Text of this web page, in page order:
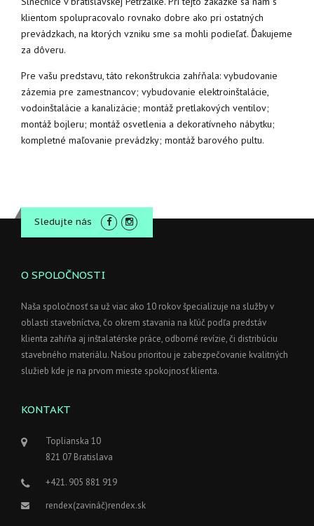
klientom spolupracovalo rovnako dobre ako pri ostatných
prevádzkach, na ktorých vzniku sme sa mohli podieľať. Ďakujeme
za dôveru.
Pre vašu predstavu, táto rekonštrukcia zahŕňala: vybudovanie
zázemia pre zamestnancov; vybudovanie elektroinštalácie,
vodoinštalácie a kanalizácie; montáž pretlakových ventilov;
montáž bojleru; montáž osvetlenia a dekoratívneho nábytku;
kompletné maľovanie prevádzky; montáž barového pultu.
Sledujte nás
O SPOLOČNOSTI
Naša spoločnosť sa už viac ako 10 rokov špecializuje na služby v
oblasti stavebníctva, čo okrem stavania na kľúč podľa predstáv
klienta zahŕňa aj inštalatérske práce, odborné revízie, či distribúciu
stavebného materiálu. Našou prioritou je zabezpečovanie kvalitných
služieb kde je na prvom mieste spokojnosť klienta.
KONTAKT
Toplianska 10
821 07 Bratislava
+421. 905 881 919
rendex(zavináč)rendex.sk